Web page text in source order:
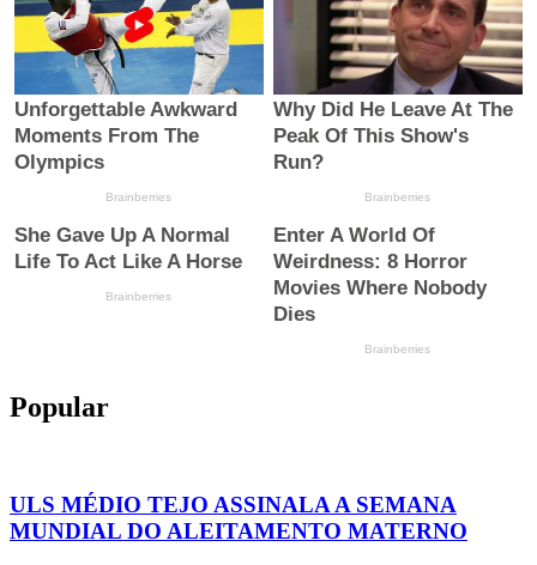
Popular
ULS MÉDIO TEJO ASSINALA A SEMANA
MUNDIAL DO ALEITAMENTO MATERNO